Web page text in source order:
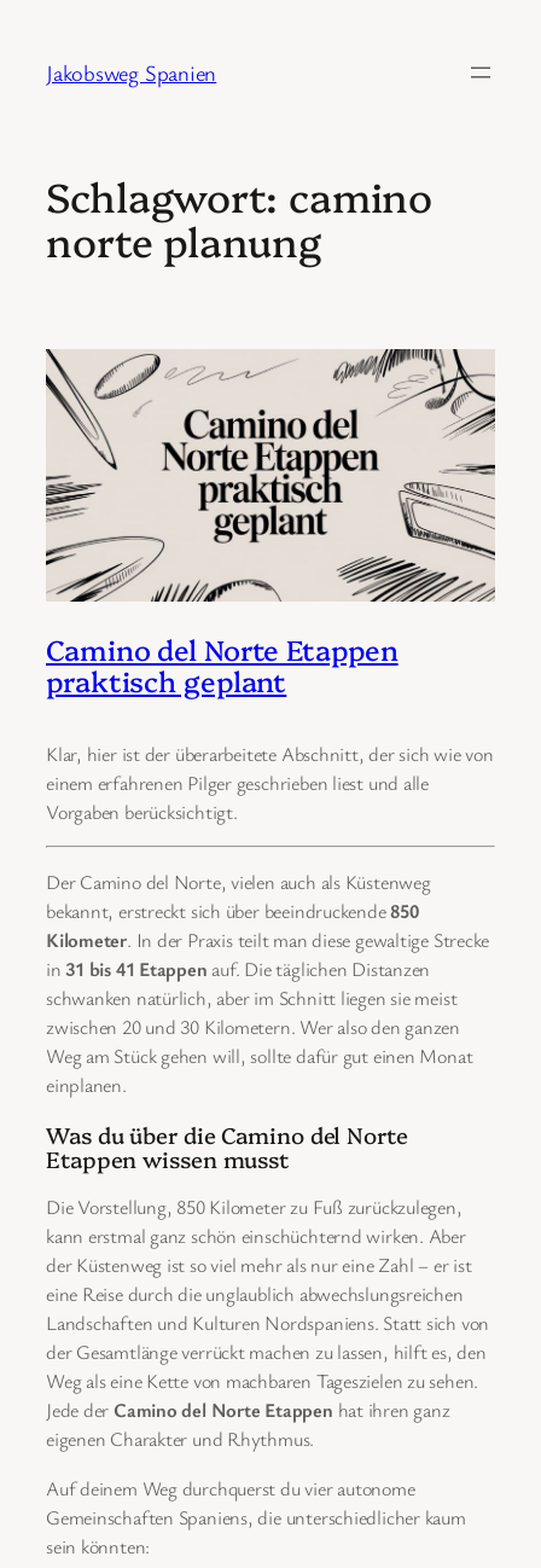
springen
Jakobsweg Spanien
Schlagwort: camino
norte planung
Camino del Norte Etappen
praktisch geplant
Klar, hier ist der überarbeitete Abschnitt, der sich wie von
einem erfahrenen Pilger geschrieben liest und alle
Vorgaben berücksichtigt.
Der Camino del Norte, vielen auch als Küstenweg
bekannt, erstreckt sich über beeindruckende850
Kilometer. In der Praxis teilt man diese gewaltige Strecke
in31 bis 41 Etappen auf. Die täglichen Distanzen
schwanken natürlich, aber im Schnitt liegen sie meist
zwischen 20 und 30 Kilometern. Wer also den ganzen
Weg am Stück gehen will, sollte dafür gut einen Monat
einplanen.
Was du über die Camino del Norte
Etappen wissen musst
Die Vorstellung, 850 Kilometer zu Fuß zurückzulegen,
kann erstmal ganz schön einschüchternd wirken. Aber
der Küstenweg ist so viel mehr als nur eine Zahl – er ist
eine Reise durch die unglaublich abwechslungsreichen
Landschaften und Kulturen Nordspaniens. Statt sich von
der Gesamtlänge verrückt machen zu lassen, hilft es, den
Weg als eine Kette von machbaren Tageszielen zu sehen.
Jede der Camino del Norte Etappen hat ihren ganz
eigenen Charakter und Rhythmus.
Auf deinem Weg durchquerst du vier autonome
Gemeinschaften Spaniens, die unterschiedlicher kaum
sein könnten: